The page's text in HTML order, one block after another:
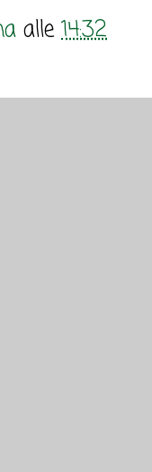
alle 14:32